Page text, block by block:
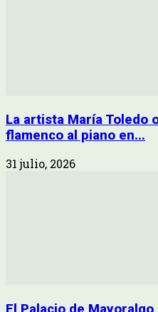
La artista María Toledo
flamenco al piano en...
31 julio, 2026